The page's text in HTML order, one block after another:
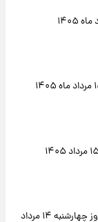
ارزش سهام عدالت برای امروز چهارشنبه ۱۴ مرداد